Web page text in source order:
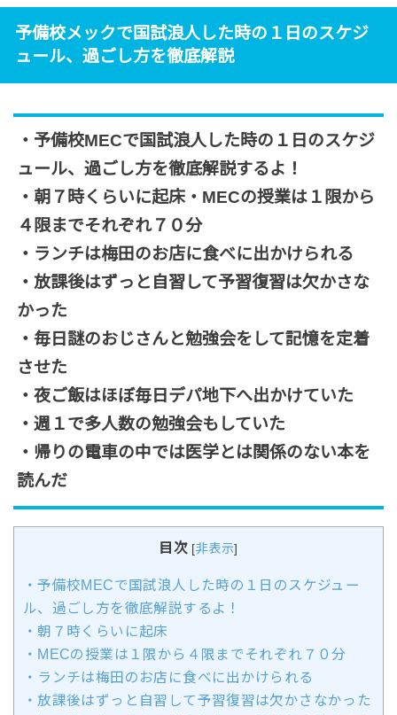
予備校メックで国試浪人した時の１日のスケジ
ュール、過ごし方を徹底解説
・予備校MECで国試浪人した時の１日のスケジ
ュール、過ごし方を徹底解説するよ！
・朝７時くらいに起床・MECの授業は１限から
４限までそれぞれ７０分
・ランチは梅田のお店に食べに出かけられる
・放課後はずっと自習して予習復習は欠かさな
かった
・毎日謎のおじさんと勉強会をして記憶を定着
させた
・夜ご飯はほぼ毎日デパ地下へ出かけていた
・週１で多人数の勉強会もしていた
・帰りの電車の中では医学とは関係のない本を
読んだ
目次 [非表示]
・予備校MECで国試浪人した時の１日のスケジュー
ル、過ごし方を徹底解説するよ！
・朝７時くらいに起床
・MECの授業は１限から４限までそれぞれ７０分
・ランチは梅田のお店に食べに出かけられる
・放課後はずっと自習して予習復習は欠かさなかった